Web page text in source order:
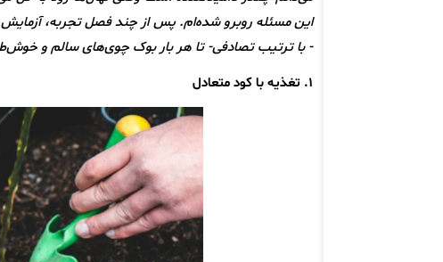
- با ترتیب تصادفی- تا هر بار بوک چوی‌های سالم و
۱. تغذیه با کود متعادل